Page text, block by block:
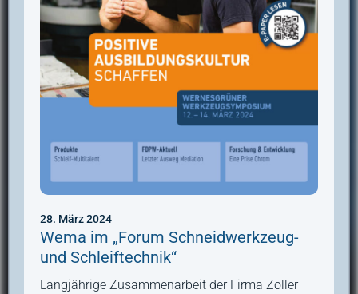
28. März 2024
Wema im „Forum Schneidwerkzeug-
und Schleiftechnik“
Langjährige Zusammenarbeit der Firma Zoller